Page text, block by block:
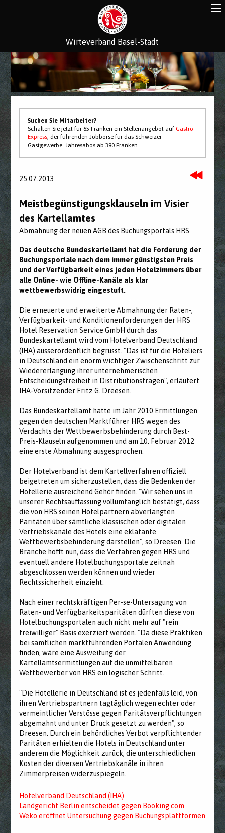
Wirteverband Basel-Stadt
Suchen Sie Mitarbeiter?
Schalten Sie jetzt für 65 Franken ein Stellenangebot aufGastro-
Express, der führenden Jobbörse für das Schweizer
Gastgewerbe. Jahresabos ab 390 Franken.
25.07.2013
Meistbegünstigungsklauseln im Visier
des Kartellamtes
Abmahnung der neuen AGB des Buchungsportals HRS
Das deutsche Bundeskartellamt hat die Forderung der
Buchungsportale nach dem immer günstigsten Preis
und der Verfügbarkeit eines jeden Hotelzimmers über
alle Online- wie Offline-Kanäle als klar
wettbewerbswidrig eingestuft.
Die erneuerte und erweiterte Abmahnung der Raten-,
Verfügbarkeit- und Konditionenforderungen der HRS
Hotel Reservation Service GmbH durch das
Bundeskartellamt wird vom Hotelverband Deutschland
(IHA) ausserordentlich begrüsst. "Das ist für die Hoteliers
in Deutschland ein enorm wichtiger Zwischenschritt zur
Wiedererlangung ihrer unternehmerischen
Entscheidungsfreiheit in Distributionsfragen", erläutert
IHA-Vorsitzender Fritz G. Dreesen.
Das Bundeskartellamt hatte im Jahr 2010 Ermittlungen
gegen den deutschen Marktführer HRS wegen des
Verdachts der Wettbewerbsbehinderung durch Best-
Preis-Klauseln aufgenommen und am 10. Februar 2012
eine erste Abmahnung ausgesprochen.
Der Hotelverband ist dem Kartellverfahren offiziell
beigetreten um sicherzustellen, dass die Bedenken der
Hotellerie ausreichend Gehör finden. "Wir sehen uns in
unserer Rechtsauffassung vollumfänglich bestätigt, dass
die von HRS seinen Hotelpartnern abverlangten
Paritäten über sämtliche klassischen oder digitalen
Vertriebskanäle des Hotels eine eklatante
Wettbewerbsbehinderung darstellen", so Dreesen. Die
Branche hofft nun, dass die Verfahren gegen HRS und
eventuell andere Hotelbuchungsportale zeitnah
abgeschlossen werden können und wieder
Rechtssicherheit einzieht.
Nach einer rechtskräftigen Per-se-Untersagung von
Raten- und Verfügbarkeitsparitäten dürften diese von
Hotelbuchungsportalen auch nicht mehr auf "rein
freiwilliger" Basis exerziert werden. "Da diese Praktiken
bei sämtlichen marktführenden Portalen Anwendung
finden, wäre eine Ausweitung der
Kartellamtsermittlungen auf die unmittelbaren
Wettbewerber von HRS ein logischer Schritt.
"Die Hotellerie in Deutschland ist es jedenfalls leid, von
ihren Vertriebspartnern tagtäglich wegen echter oder
vermeintlicher Verstösse gegen Paritätsverpflichtungen
abgemahnt und unter Druck gesetzt zu werden", so
Dreesen. Durch ein behördliches Verbot verpflichtender
Paritäten erhielten die Hotels in Deutschland unter
anderem die Möglichkeit zurück, die unterschiedlichen
Kosten der diversen Vertriebskanäle in ihren
Zimmerpreisen widerzuspiegeln.
Hotelverband Deutschland (IHA)
Landgericht Berlin entscheidet gegen Booking.com
Weko eröffnet Untersuchung gegen Buchungsplattformen